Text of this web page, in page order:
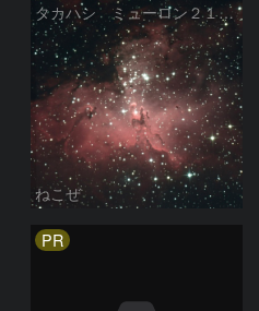
タカハシ ミューロン２１０ M１６
ねこぜ
PR